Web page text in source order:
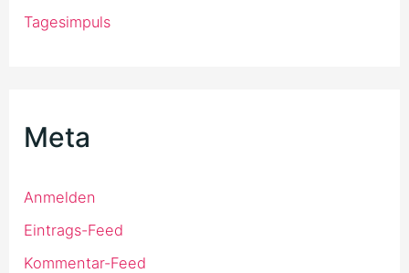
Tagesimpuls
Meta
Anmelden
Eintrags-Feed
Kommentar-Feed